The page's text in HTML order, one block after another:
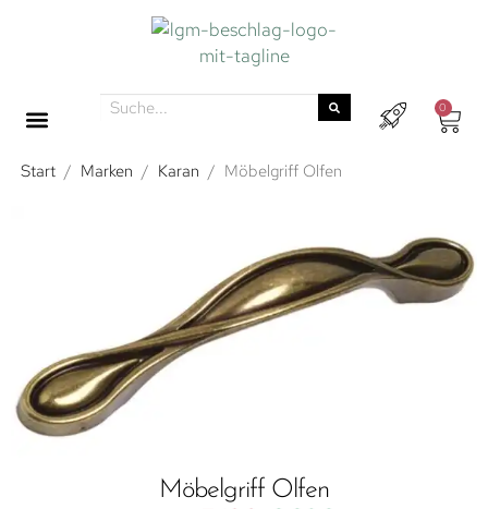
0
Start / Marken / Karan / Möbelgriff Olfen
Möbelgriff Olfen